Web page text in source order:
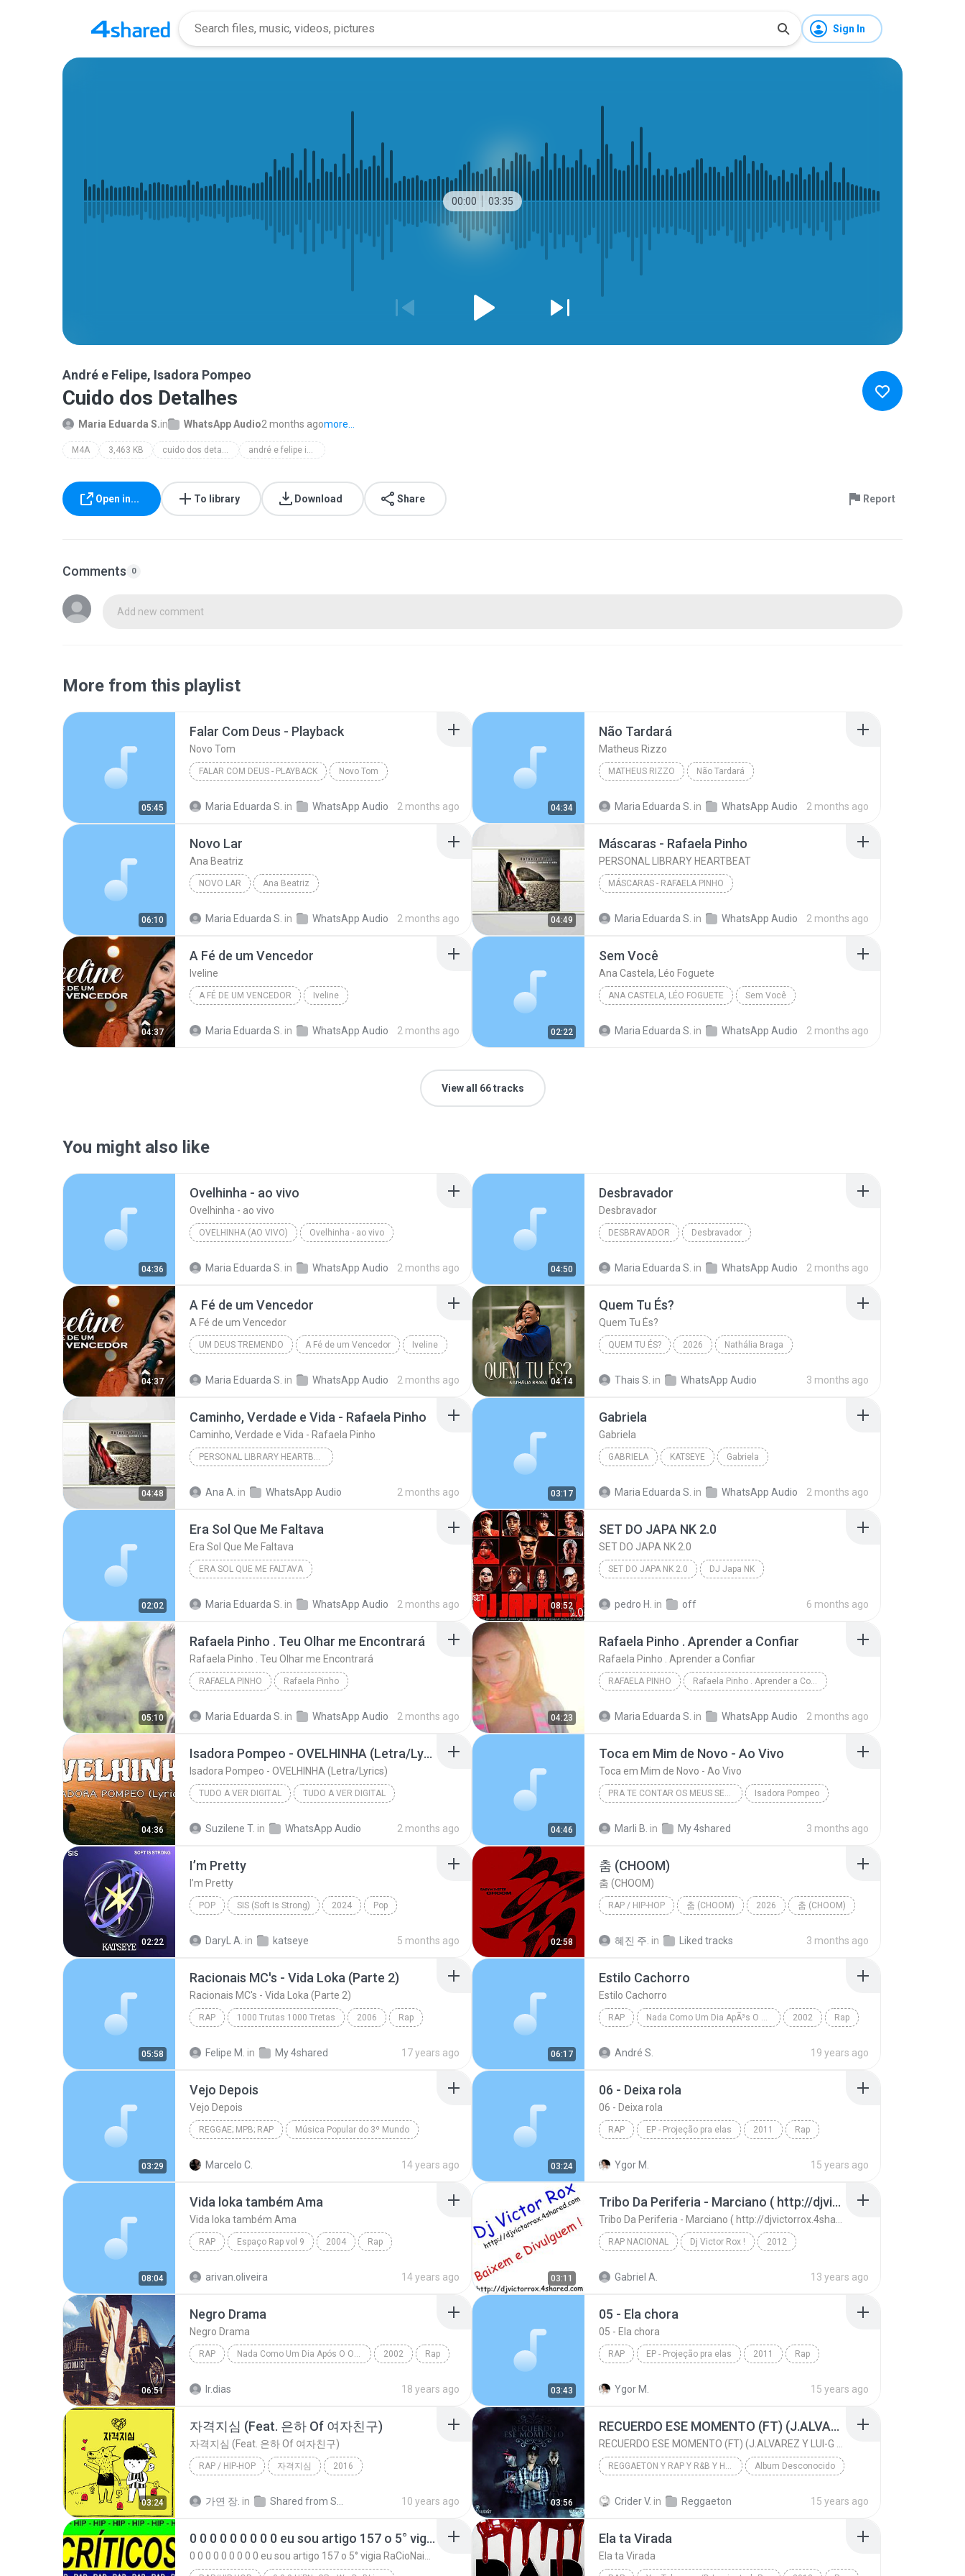
Sign In
00:00 03:35
André e Felipe, Isadora Pompeo
Cuido dos Detalhes
Maria Eduarda S.in WhatsApp Audio2 months agomore...
M4A 3,463 KB cuido dos detalhes andré e felipe isadora pompeo
Open in... To library Download Share Report
Comments 0
Add new comment
More from this playlist
05:45
Falar Com Deus - Playback
Novo Tom
FALAR COM DEUS - PLAYBACK Novo Tom
Maria Eduarda S. in WhatsApp Audio 2 months ago 04:34
Não Tardará
Matheus Rizzo
MATHEUS RIZZO Não Tardará
Maria Eduarda S. in WhatsApp Audio 2 months ago
06:10
Novo Lar
Ana Beatriz
NOVO LAR Ana Beatriz
Maria Eduarda S. in WhatsApp Audio 2 months ago 04:49
Máscaras - Rafaela Pinho
PERSONAL LIBRARY HEARTBEAT
MÁSCARAS - RAFAELA PINHO
Maria Eduarda S. in WhatsApp Audio 2 months ago
04:37
A Fé de um Vencedor
Iveline
A FÉ DE UM VENCEDOR Iveline
Maria Eduarda S. in WhatsApp Audio 2 months ago 02:22
Sem Você
Ana Castela, Léo Foguete
ANA CASTELA, LÉO FOGUETE Sem Você
Maria Eduarda S. in WhatsApp Audio 2 months ago
View all 66 tracks
You might also like
04:36
Ovelhinha - ao vivo
Ovelhinha - ao vivo
OVELHINHA (AO VIVO) Ovelhinha - ao vivo
Maria Eduarda S. in WhatsApp Audio 2 months ago 04:50
Desbravador
Desbravador
DESBRAVADOR Desbravador
Maria Eduarda S. in WhatsApp Audio 2 months ago
04:37
A Fé de um Vencedor
A Fé de um Vencedor
UM DEUS TREMENDO A Fé de um Vencedor Iveline
Maria Eduarda S. in WhatsApp Audio 2 months ago 04:14
Quem Tu És?
Quem Tu És?
QUEM TU ÉS? 2026 Nathália Braga
Thais S. in WhatsApp Audio 3 months ago
04:48
Caminho, Verdade e Vida - Rafaela Pinho
Caminho, Verdade e Vida - Rafaela Pinho
PERSONAL LIBRARY HEARTBEAT
Ana A. in WhatsApp Audio 2 months ago 03:17
Gabriela
Gabriela
GABRIELA KATSEYE Gabriela
Maria Eduarda S. in WhatsApp Audio 2 months ago
02:02
Era Sol Que Me Faltava
Era Sol Que Me Faltava
ERA SOL QUE ME FALTAVA
Maria Eduarda S. in WhatsApp Audio 2 months ago 08:52
SET DO JAPA NK 2.0
SET DO JAPA NK 2.0
SET DO JAPA NK 2.0 DJ Japa NK
pedro H. in off 6 months ago
05:10
Rafaela Pinho . Teu Olhar me Encontrará
Rafaela Pinho . Teu Olhar me Encontrará
RAFAELA PINHO Rafaela Pinho
Maria Eduarda S. in WhatsApp Audio 2 months ago 04:23
Rafaela Pinho . Aprender a Confiar
Rafaela Pinho . Aprender a Confiar
RAFAELA PINHO Rafaela Pinho . Aprender a Confiar
Maria Eduarda S. in WhatsApp Audio 2 months ago
04:36
Isadora Pompeo - OVELHINHA (Letra/Lyrics)
Isadora Pompeo - OVELHINHA (Letra/Lyrics)
TUDO A VER DIGITAL TUDO A VER DIGITAL
Suzilene T. in WhatsApp Audio 2 months ago 04:46
Toca em Mim de Novo - Ao Vivo
Toca em Mim de Novo - Ao Vivo
PRA TE CONTAR OS MEUS SEGREDOS (AO VIVO) Isadora Pompeo
Marli B. in My 4shared 3 months ago
02:22
I’m Pretty
I’m Pretty
POP SIS (Soft Is Strong) 2024 Pop
DaryL A. in katseye 5 months ago 02:58
춤 (CHOOM)
춤 (CHOOM)
RAP / HIP-HOP 춤 (CHOOM) 2026 춤 (CHOOM)
혜진 주. in Liked tracks 3 months ago
05:58
Racionais MC's - Vida Loka (Parte 2)
Racionais MC's - Vida Loka (Parte 2)
RAP 1000 Trutas 1000 Tretas 2006 Rap
Felipe M. in My 4shared 17 years ago 06:17
Estilo Cachorro
Estilo Cachorro
RAP Nada Como Um Dia ApÃ³s O Outro Dia (Ri Depois) 2002 Rap
André S. 19 years ago
03:29
Vejo Depois
Vejo Depois
REGGAE; MPB; RAP Música Popular do 3º Mundo
Marcelo C. 14 years ago 03:24
06 - Deixa rola
06 - Deixa rola
RAP EP - Projeção pra elas 2011 Rap
Ygor M. 15 years ago
08:04
Vida loka também Ama
Vida loka também Ama
RAP Espaço Rap vol 9 2004 Rap
arivan.oliveira 14 years ago 03:11
Tribo Da Periferia - Marciano ( http://djvictorrox.4shared.com )
RAP NACIONAL Dj Victor Rox ! 2012
Gabriel A. 13 years ago
06:51
Negro Drama
Negro Drama
RAP Nada Como Um Dia Após O Outro 2002 Rap
lr.dias 18 years ago 03:43
05 - Ela chora
05 - Ela chora
RAP EP - Projeção pra elas 2011 Rap
Ygor M. 15 years ago
03:24
자격지심 (Feat. 은하 Of 여자친구)
자격지심 (Feat. 은하 Of 여자친구)
RAP / HIP-HOP 자격지심 2016
가연 장. in 10 years ago 03:56
RECUERDO ESE MOMENTO (FT) (J.ALVAREZ Y LUI-G 21 PLUS)
REGGAETON Y RAP Y R&B Y HIP HOP Album Desconocido
Crider V. in Reggaeton 15 years ago
0 0 0 0 0 0 0 0 0 eu sou artigo 157 o 5° vigia RaCioNaiS MCS Ela ta Virada
Ela ta Virada